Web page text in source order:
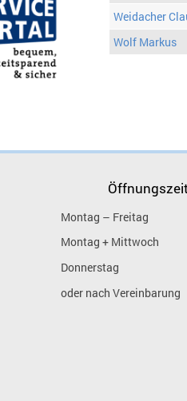
Weidacher
Wolf Markus
Montag – Freitag
Montag + Mittwoch
Donnerstag
oder nach Vereinbarung